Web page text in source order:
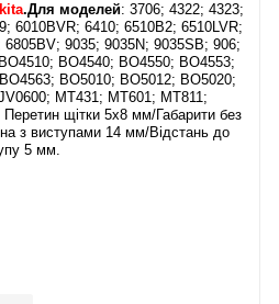
.Для моделей: 3706; 4322; 4323;
6010BVR; 6410; 6510B2; 6510LVR;
9035; 9035N; 9035SB; 906;
BO4540; BO4550; BO4553;
BO5010; BO5012; BO5020;
MT431; MT601; MT811;
Перетин щітки 5х8 мм/Габарити без
з виступами 14 мм/Відстань до
5 мм.